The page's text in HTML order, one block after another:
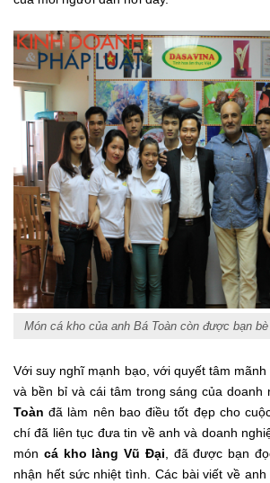
Món cá kho của anh Bá Toàn còn được bạn
Với suy nghĩ mạnh bạo, với quyết tâm
và bền bỉ và cái tâm trong sáng của doanh
Toàn đã làm nên bao điều tốt đẹp cho
chí đã liên tục đưa tin về anh và doanh
món cá kho làng Vũ Đại, đã được bạn
nhận hết sức nhiệt tình. Các bài viết về